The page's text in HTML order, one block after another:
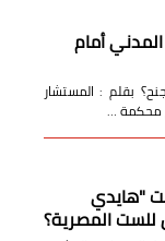
أمام
بقلم : المستشار
محكمة …
"هايدي
المصرية؟